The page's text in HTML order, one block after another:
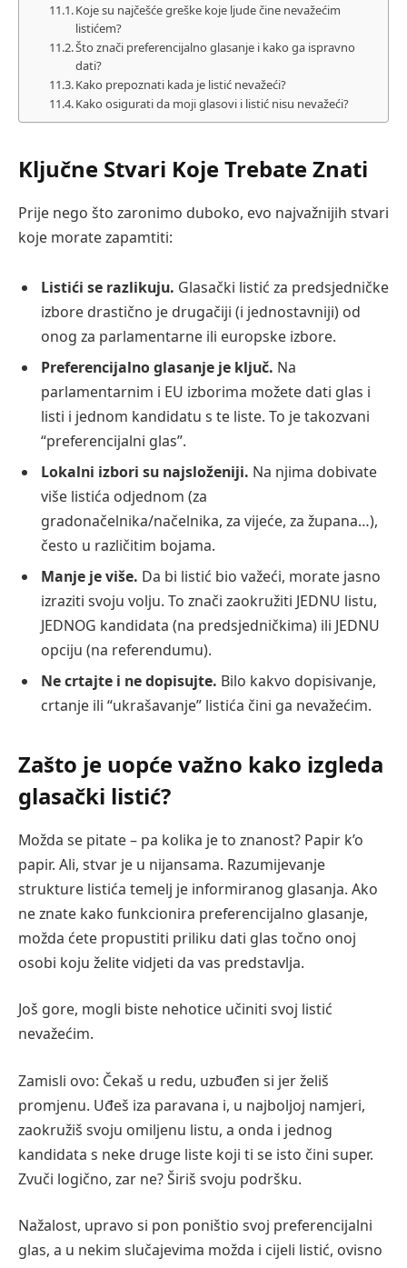
Koje su najčešće greške koje ljude čine nevažećim
listićem?
Što znači preferencijalno glasanje i kako ga ispravno
dati?
Kako prepoznati kada je listić nevažeći?
Kako osigurati da moji glasovi i listić nisu nevažeći?
Ključne Stvari Koje Trebate Znati
Prije nego što zaronimo duboko, evo najvažnijih stvari
koje morate zapamtiti:
Listići se razlikuju. Glasački listić za predsjedničke
izbore drastično je drugačiji (i jednostavniji) od
onog za parlamentarne ili europske izbore.
Preferencijalno glasanje je ključ. Na
parlamentarnim i EU izborima možete dati glas i
listi i jednom kandidatu s te liste. To je takozvani
“preferencijalni glas”.
Lokalni izbori su najsloženiji. Na njima dobivate
više listića odjednom (za
gradonačelnika/načelnika, za vijeće, za župana…),
često u različitim bojama.
Manje je više. Da bi listić bio važeći, morate jasno
izraziti svoju volju. To znači zaokružiti JEDNU listu,
JEDNOG kandidata (na predsjedničkima) ili JEDNU
opciju (na referendumu).
Ne crtajte i ne dopisujte. Bilo kakvo dopisivanje,
crtanje ili “ukrašavanje” listića čini ga nevažećim.
Zašto je uopće važno kako izgleda
glasački listić?
Možda se pitate – pa kolika je to znanost? Papir k’o
papir. Ali, stvar je u nijansama. Razumijevanje
strukture listića temelj je informiranog glasanja. Ako
ne znate kako funkcionira preferencijalno glasanje,
možda ćete propustiti priliku dati glas točno onoj
osobi koju želite vidjeti da vas predstavlja.
Još gore, mogli biste nehotice učiniti svoj listić
nevažećim.
Zamisli ovo: Čekaš u redu, uzbuđen si jer želiš
promjenu. Uđeš iza paravana i, u najboljoj namjeri,
zaokružiš svoju omiljenu listu, a onda i jednog
kandidata s neke druge liste koji ti se isto čini super.
Zvuči logično, zar ne? Širiš svoju podršku.
Nažalost, upravo si pon poništio svoj preferencijalni
glas, a u nekim slučajevima možda i cijeli listić, ovisno